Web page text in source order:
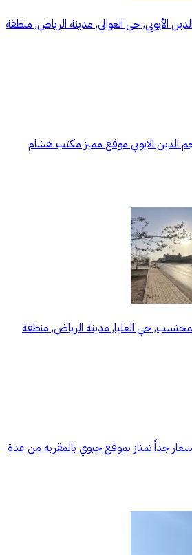
الأيوبي, حي العوالي, مدينة الرياض, منطقة
الدين الايوبي موقع مميز مكتب هشام
حي العليا, مدينة الرياض, منطقة
جداً تمتاز بموقع حيوي بالمقربه من عدة